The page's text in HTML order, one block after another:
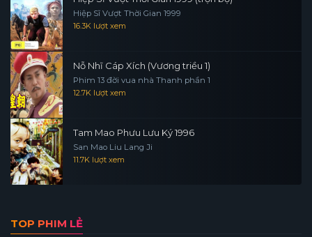
Hiệp Sĩ Vượt Thời Gian 1999
16.3K lượt xem
Nỗ Nhĩ Cáp Xích (Vương triều 1)
Phim 13 đời vua nhà Thanh phần 1
12.7K lượt xem
Tam Mao Phưu Lưu Ký 1996
San Mao Liu Lang Ji
11.7K lượt xem
TOP PHIM LẺ